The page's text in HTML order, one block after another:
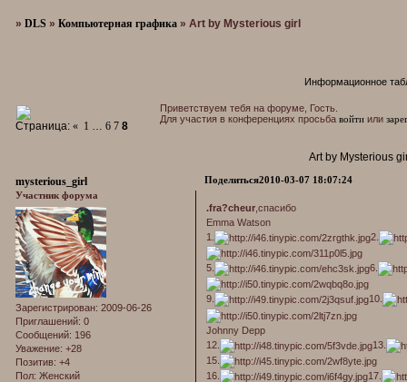
»DLS »Компьютерная графика »Art by Mysterious girl
Информационное
Приветствуем тебя на форуме, Гость.
Для участия в конференциях просьба войти или
Art by Mysterious
Страница:« 1 … 6 7 8
Поделиться2010-03-07 18:07:24
mysterious_girl
Участник форума
Зарегистрирован: 2009-06-26
Приглашений: 0
Сообщений: 196
Уважение: +28
Позитив: +4
Пол: Женский
.fra?cheur ,спасибо
Emma Watson
1.
2.
5. 6.
9. 10.
Johnny Depp
12.
13.
15.
16.
17.